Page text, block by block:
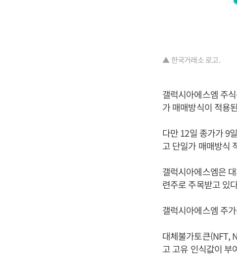
▲ 한국거래소 로고.
갤럭시아에스엠 주
가 매매방식이 적용
다만 12일 종가가 9
고 단일가 매매방식
갤럭시아에스엠은
련주로 주목받고 있
갤럭시아에스엠 주
대체불가토큰(NFT,
고 고유 인식값이 부